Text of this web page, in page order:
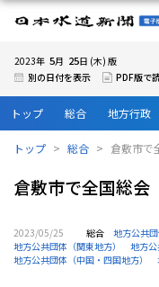
2023年 5月 25日 (木) 版
別の日付を表示
PDF版で
トップ 総合 地方行政
トップ 総合 倉敷市
倉敷市で全国総
2023/05/25 総合 地方公共団
地方公共団体（関東地方）
地方公
地方公共団体（中国・四国地方）